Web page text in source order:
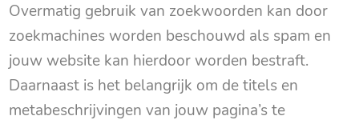
Overmatig gebruik van zoekwoorden kan door
zoekmachines worden beschouwd als spam en
jouw website kan hierdoor worden bestraft.
Daarnaast is het belangrijk om de titels en
metabeschrijvingen van jouw pagina’s te